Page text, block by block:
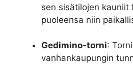
sen sisätilojen
puoleensa niin
Gedimino-torni:
vanhankaupungin